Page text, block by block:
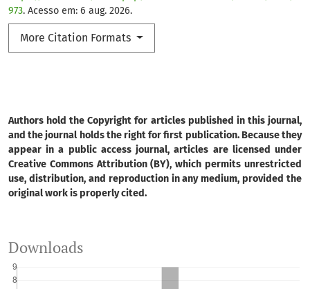
973. Acesso em: 6 aug. 2026.
More Citation Formats
Authors hold the Copyright for articles published in this journal,
and the journal holds the right for first publication. Because they
appear in a public access journal, articles are licensed under
Creative Commons Attribution (BY), which permits unrestricted
use, distribution, and reproduction in any medium, provided the
original work is properly cited.
Downloads